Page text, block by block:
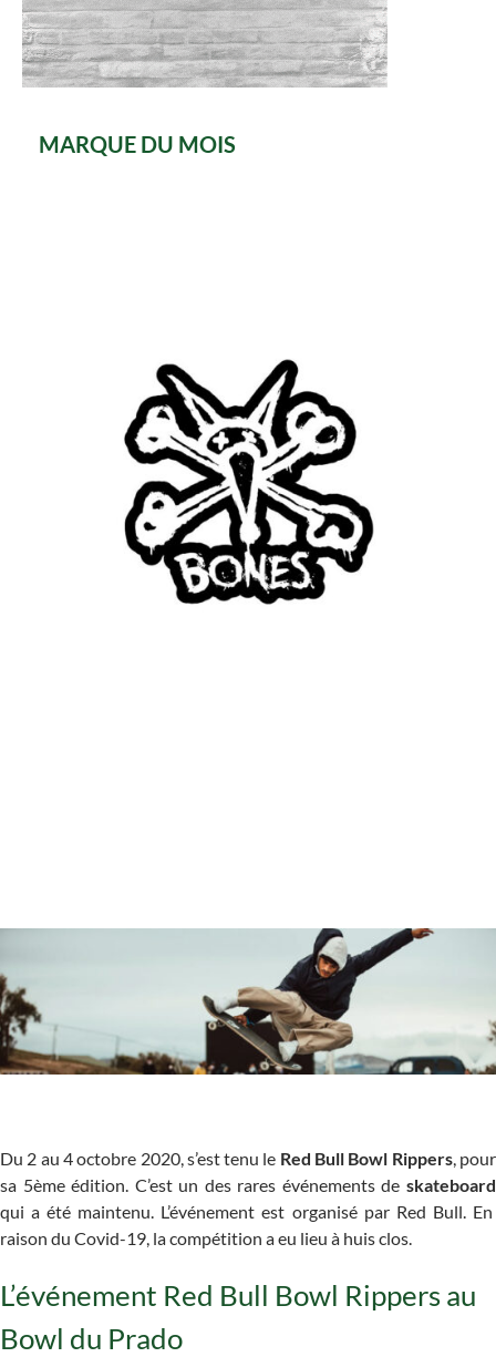
Du 2 au 4 octobre 2020, s’est tenu le Red Bull Bowl Rippers, pour
sa 5ème édition. C’est un des rares événements de skateboard
qui a été maintenu. L’événement est organisé par Red Bull. En
raison du Covid-19, la compétition a eu lieu à huis clos.
L’événement Red Bull Bowl Rippers au
Bowl du Prado
MARQUE DU MOIS